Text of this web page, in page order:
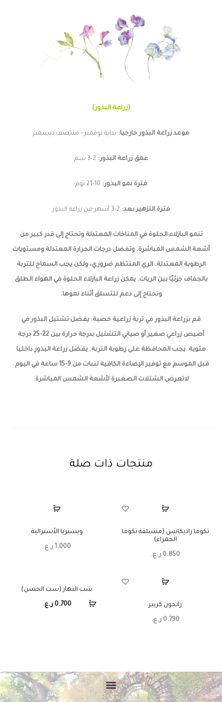
(زراعة البذور)
موعد زراعة البذور خارجيا: بداية نوفمبر – منتصف ديسمبر
عمق زراعة البذور:
فترة نمو البذور:
فترة التزهير بعد:
تنمو البازلاء الحلوة في المناخات المعتدلة وتحتاج إلى قدر كبير من
أشعة الشمس المباشرة. وتفضل درجات الحرارة المعتدلة ومستويات
الرطوبة المعتدلة. الري المنتظم ضروري، ولكن يجب السماح للتربة
بالجفاف جزئيًا بين الريات. يمكن زراعة البازلاء الحلوة في الهواء الطلق
وتحتاج إلى دعم للتسلق أثناء نموها.
قم بزراعة البذور في تربة زراعية خصبة. يفضل تشتيل البذور في
أصيص زراعي صغير أو صياني التشتيل بدرجة حرارة بين 22-25 درجة
مئوية. يجب المحافظة على رطوبة التربة. يفضل زراعة البذور داخليا
قبل الموسم مع توفير الإضاءة الكافية لنبات من 9-15 ساعة في اليوم.
لاتعرض الشتلات الصغيرة لأشعة الشمس المباشرة.
منتجات ذات صلة
تكوما راديكانس (متسلقة تكوما
الحمراء)
0.850 ر.ع.
ويستريا الأسترالية
1.000 ر.ع.
رانجون كريبر
0.790 ر.ع.
شب النهار (ست الحسن)
0.700 ر.ع.